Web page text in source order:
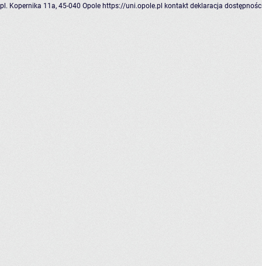
pl. Kopernika 11a, 45-040 Opole https://uni.opole.pl kontakt deklaracja